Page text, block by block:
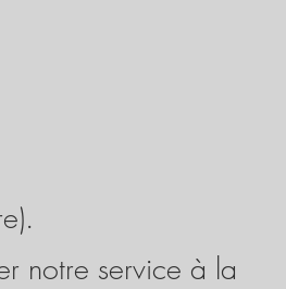
notre service à la